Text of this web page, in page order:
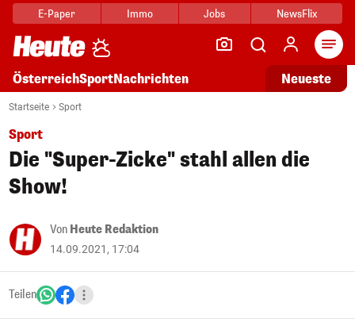
E-Paper Immo Jobs NewsFlix
ÖsterreichSportNachrichten Neueste
Startseite Sport
Sport
Die "Super-Zicke" stahl allen die
Show!
Von Heute Redaktion
14.09.2021, 17:04
Teilen